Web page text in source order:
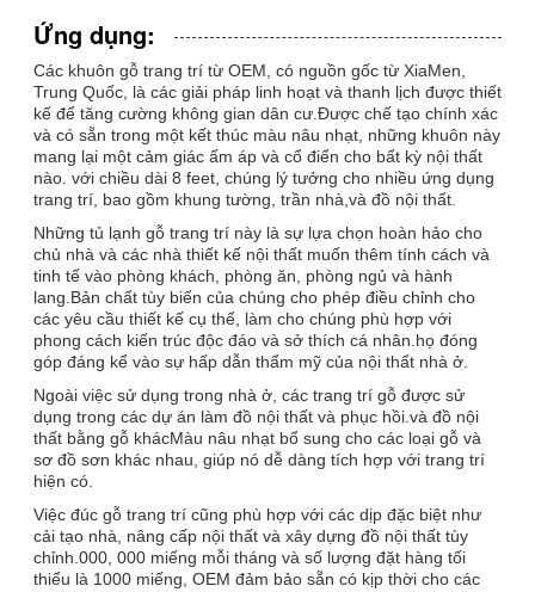
Ứng dụng:
Các khuôn gỗ trang trí từ OEM, có nguồn gốc từ XiaMen,
Trung Quốc, là các giải pháp linh hoạt và thanh lịch được thiết
kế để tăng cường không gian dân cư.Được chế tạo chính xác
và có sẵn trong một kết thúc màu nâu nhạt, những khuôn này
mang lại một cảm giác ấm áp và cổ điển cho bất kỳ nội thất
nào. với chiều dài 8 feet, chúng lý tưởng cho nhiều ứng dụng
trang trí, bao gồm khung tường, trần nhà,và đồ nội thất.
Những tủ lạnh gỗ trang trí này là sự lựa chọn hoàn hảo cho
chủ nhà và các nhà thiết kế nội thất muốn thêm tính cách và
tinh tế vào phòng khách, phòng ăn, phòng ngủ và hành
lang.Bản chất tùy biến của chúng cho phép điều chỉnh cho
các yêu cầu thiết kế cụ thể, làm cho chúng phù hợp với
phong cách kiến trúc độc đáo và sở thích cá nhân.họ đóng
góp đáng kể vào sự hấp dẫn thẩm mỹ của nội thất nhà ở.
Ngoài việc sử dụng trong nhà ở, các trang trí gỗ được sử
dụng trong các dự án làm đồ nội thất và phục hồi.và đồ nội
thất bằng gỗ khácMàu nâu nhạt bổ sung cho các loại gỗ và
sơ đồ sơn khác nhau, giúp nó dễ dàng tích hợp với trang trí
hiện có.
Việc đúc gỗ trang trí cũng phù hợp với các dịp đặc biệt như
cải tạo nhà, nâng cấp nội thất và xây dựng đồ nội thất tùy
chỉnh.000, 000 miếng mỗi tháng và số lượng đặt hàng tối
thiểu là 1000 miếng, OEM đảm bảo sẵn có kịp thời cho các